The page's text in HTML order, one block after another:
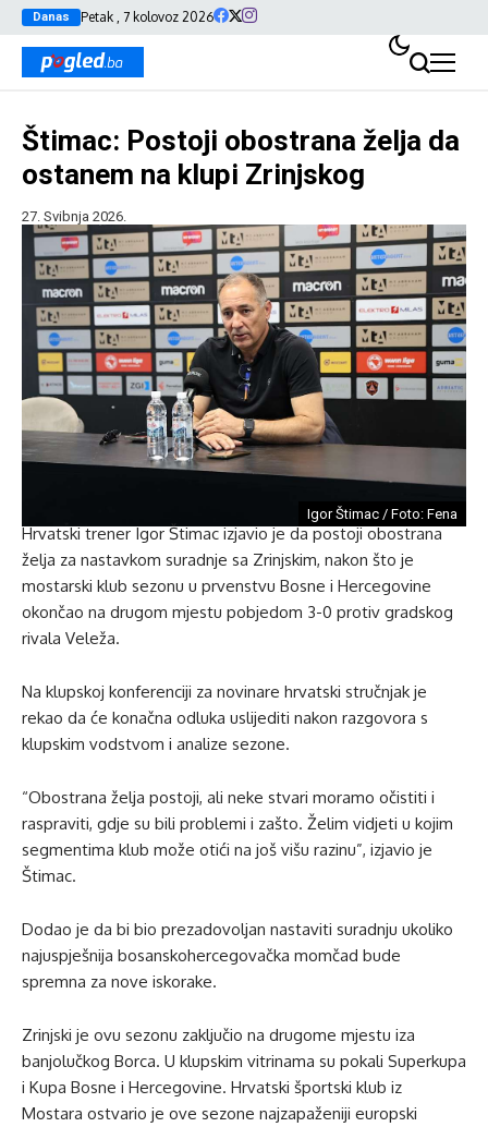
Danas Petak , 7 kolovoz 2026
Štimac: Postoji obostrana želja da
ostanem na klupi Zrinjskog
27. Svibnja 2026.
Igor Štimac / Foto: Fena
Hrvatski trener Igor Štimac izjavio je da postoji obostrana
želja za nastavkom suradnje sa Zrinjskim, nakon što je
mostarski klub sezonu u prvenstvu Bosne i Hercegovine
okončao na drugom mjestu pobjedom 3-0 protiv gradskog
rivala Veleža.
Na klupskoj konferenciji za novinare hrvatski stručnjak je
rekao da će konačna odluka uslijediti nakon razgovora s
klupskim vodstvom i analize sezone.
“Obostrana želja postoji, ali neke stvari moramo očistiti i
raspraviti, gdje su bili problemi i zašto. Želim vidjeti u kojim
segmentima klub može otići na još višu razinu”, izjavio je
Štimac.
Dodao je da bi bio prezadovoljan nastaviti suradnju ukoliko
najuspješnija bosanskohercegovačka momčad bude
spremna za nove iskorake.
Zrinjski je ovu sezonu zaključio na drugome mjestu iza
banjolučkog Borca. U klupskim vitrinama su pokali Superkupa
i Kupa Bosne i Hercegovine. Hrvatski športski klub iz
Mostara ostvario je ove sezone najzapaženiji europski